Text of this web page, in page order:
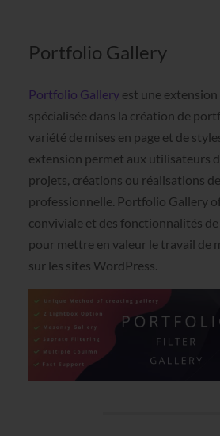
Portfolio Gallery
Portfolio Galleryest une
spécialisée dans la création de
variété de mises en page et de
extension permet aux utilisateurs
projets, créations ou réalisations
professionnelle. Portfolio Gallery
conviviale et des fonctionnalités
pour mettre en valeur le travail de
sur les sites WordPress.